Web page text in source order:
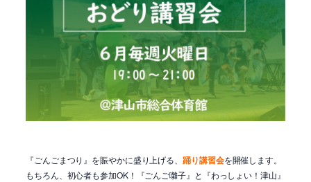
『ごんごまつり』を賑やかに盛り上げる、踊り講習会を開催します。
もちろん、初心者も参加OK！『ごんご囃子』と『わっしょい！津山』